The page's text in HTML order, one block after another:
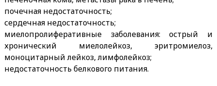
почечная недостаточность;
сердечная недостаточность;
миелопролиферативные заболевания: острый и
хронический миелолейкоз, эритромиелоз,
моноцитарный лейкоз, лимфолейкоз;
недостаточность белкового питания.